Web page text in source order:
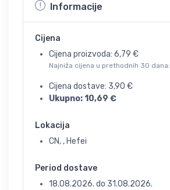
Informacije
Cijena
Cijena proizvoda: 6,79 €
Najniža cijena u prethodnih 30 dana:
Cijena dostave: 3,90 €
Ukupno:10,69 €
Lokacija
CN, , Hefei
Period dostave
18.08.2026. do 31.08.2026.